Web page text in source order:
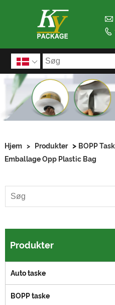



Hjem > Produkter > BOPP
Emballage Opp Plastic Bag
Produkter
Auto taske
BOPP taske